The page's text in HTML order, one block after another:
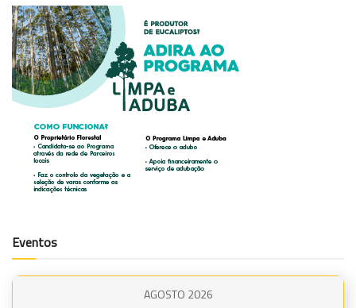
Eventos
AGOSTO 2026